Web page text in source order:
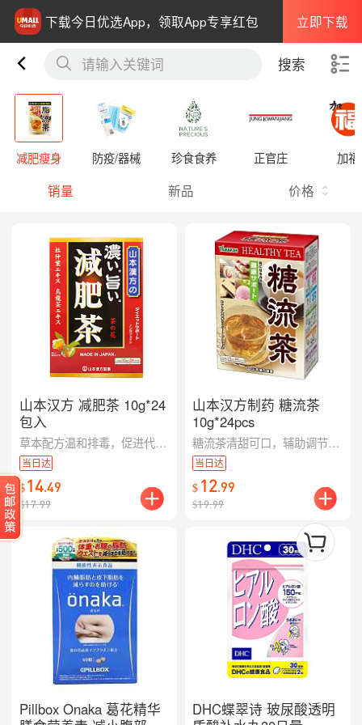
下载今日优选App，领取App专享红包 立即下载
请输入关键词 搜索
减肥瘦身 防疫/器械 珍食食养 正官庄 加福
销量 新品 价格
山本汉方 减肥茶 10g*24
包入
草本配方温和排毒，促进代谢轻盈塑身，适合日常调理
当日达
$14.49
$17.99
Pillbox Onaka 葛花精华
山本汉方制药 糖流茶
10g*24pcs
糖流茶清甜可口，辅助调节血糖，适合日常养生饮用
当日达
$ 12.99
$19.99
DHC蝶翠诗 玻尿酸透明